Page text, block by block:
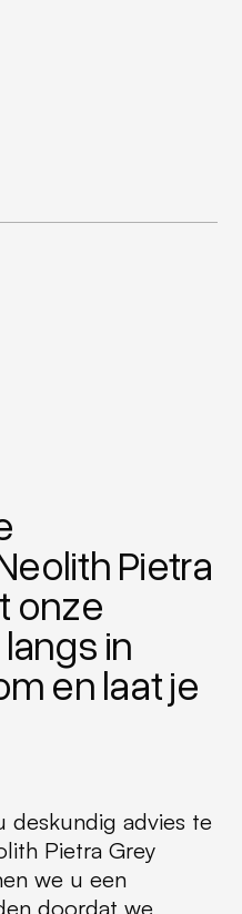
Pietra
onze
in
en laat je
deskundig advies te
Pietra Grey
we u een
doordat we